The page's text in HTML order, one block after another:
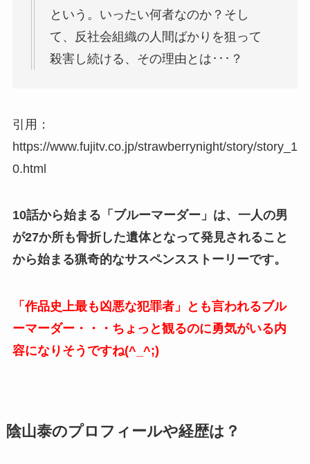
という。いったい何者なのか？そし
て、反社会組織の人間ばかりを狙って
殺害し続ける、その理由とは･･･？
引用：
https://www.fujitv.co.jp/strawberrynight/story/story_1
0.html
10話から始まる「ブルーマーダー」は、一人の男
が27か所も骨折した遺体となって発見されること
から始まる猟奇的なサスペンスストーリーです。
「作品史上最も凶悪な犯罪者」とも言われるブル
ーマーダー・・・ちょっと観るのに勇気がいる内
容になりそうですね(^_^;)
陰山泰のプロフィールや経歴は？